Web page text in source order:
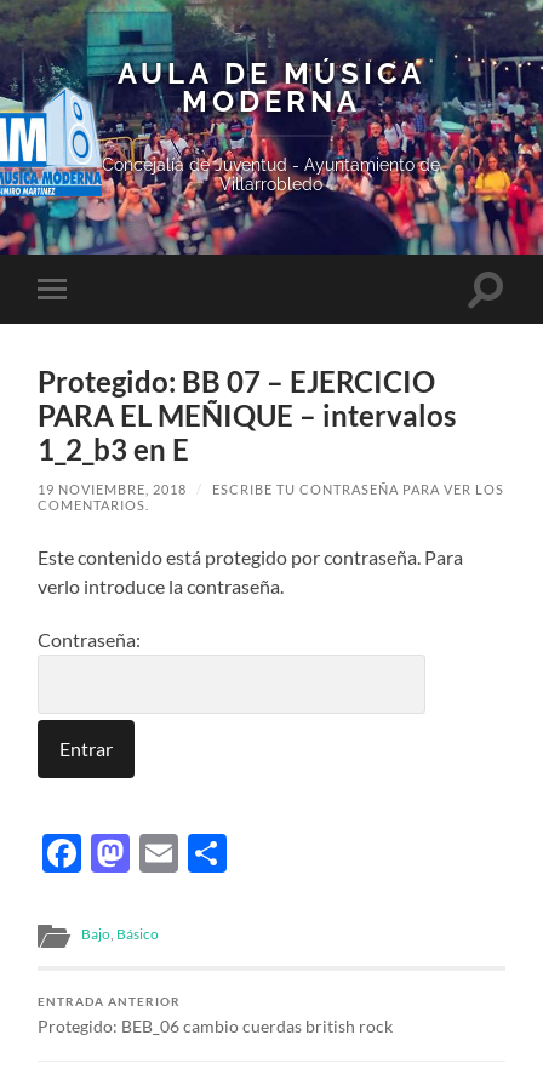
AULA DE MÚSICA
MODERNA
Concejalía de Juventud - Ayuntamiento de
Villarrobledo
el
móvil
Protegido: BB 07 – EJERCICIO
PARA EL MEÑIQUE – intervalos
1_2_b3 en E
19 NOVIEMBRE, 2018 /
ESCRIBE TU CONTRASEÑA PARA VER LOS
COMENTARIOS.
Este contenido está protegido por contraseña. Para
verlo introduce la contraseña.
Contraseña:
Facebook
Mastodon
Email
Bajo Básico
ENTRADA ANTERIOR
Protegido: BEB_06 cambio cuerdas british rock